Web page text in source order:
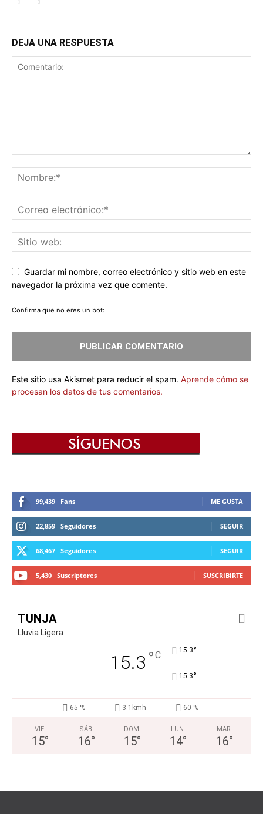
DEJA UNA RESPUESTA
Guardar mi nombre, correo electrónico y sitio web en este
navegador la próxima vez que comente.
Confirma que no eres un bot:
Este sitio usa Akismet para reducir el spam. Aprende cómo se
procesan los datos de tus comentarios.
99,439 Fans ME GUSTA
22,859 Seguidores SEGUIR
68,467 Seguidores SEGUIR
5,430 Suscriptores SUSCRIBIRTE
TUNJA
Lluvia Ligera
15.3 °C 15.3°
15.3°
65 % 3.1kmh 60 %
VIE
15°
SÁB
16°
DOM
15°
LUN
14°
MAR
16°